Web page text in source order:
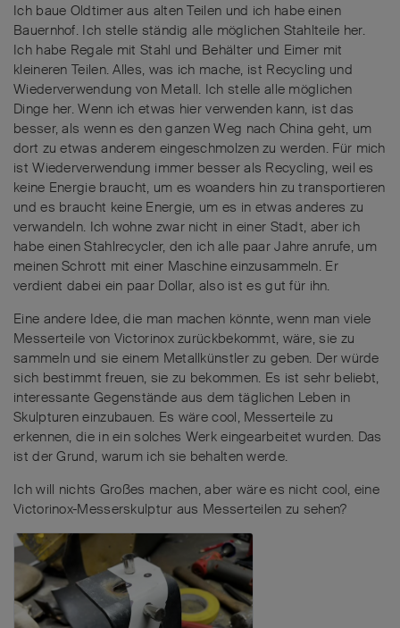
Ich baue Oldtimer aus alten Teilen und ich habe einen
Bauernhof. Ich stelle ständig alle möglichen Stahlteile her.
Ich habe Regale mit Stahl und Behälter und Eimer mit
kleineren Teilen. Alles, was ich mache, ist Recycling und
Wiederverwendung von Metall. Ich stelle alle möglichen
Dinge her. Wenn ich etwas hier verwenden kann, ist das
besser, als wenn es den ganzen Weg nach China geht, um
dort zu etwas anderem eingeschmolzen zu werden. Für mich
ist Wiederverwendung immer besser als Recycling, weil es
keine Energie braucht, um es woanders hin zu transportieren
und es braucht keine Energie, um es in etwas anderes zu
verwandeln. Ich wohne zwar nicht in einer Stadt, aber ich
habe einen Stahlrecycler, den ich alle paar Jahre anrufe, um
meinen Schrott mit einer Maschine einzusammeln. Er
verdient dabei ein paar Dollar, also ist es gut für ihn.
Eine andere Idee, die man machen könnte, wenn man viele
Messerteile von Victorinox zurückbekommt, wäre, sie zu
sammeln und sie einem Metallkünstler zu geben. Der würde
sich bestimmt freuen, sie zu bekommen. Es ist sehr beliebt,
interessante Gegenstände aus dem täglichen Leben in
Skulpturen einzubauen. Es wäre cool, Messerteile zu
erkennen, die in ein solches Werk eingearbeitet wurden. Das
ist der Grund, warum ich sie behalten werde.
Ich will nichts Großes machen, aber wäre es nicht cool, eine
Victorinox-Messerskulptur aus Messerteilen zu sehen?